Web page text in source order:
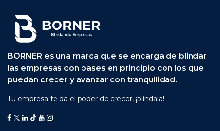
BORNER es una marca que se encarga de blindar
las empresas con bases en principio con los que
puedan crecer y avanzar con tranquilidad.
Tu empresa te da el poder de crecer, ¡blíndala!